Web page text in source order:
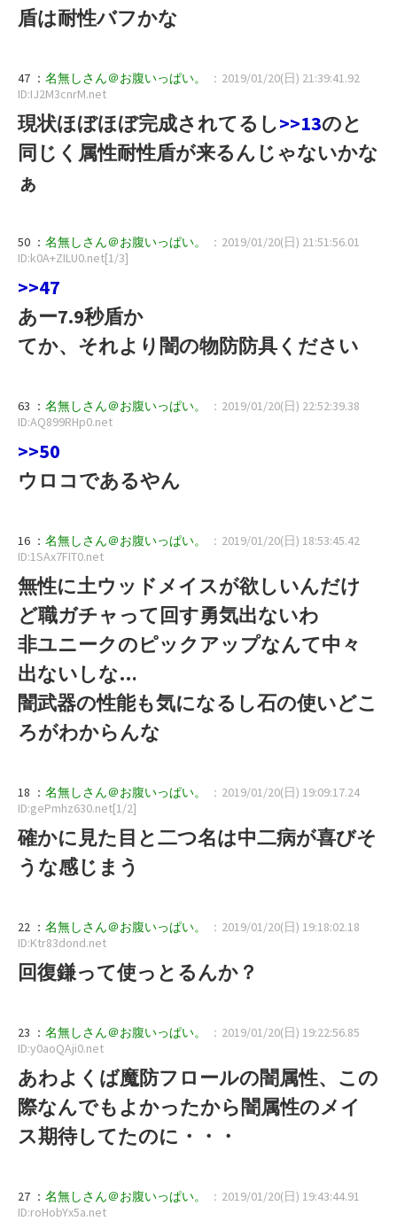
盾は耐性バフかな
47 ： 名無しさん＠お腹いっぱい。
：2019/01/20(日) 21:39:41.92
ID:IJ2M3cnrM.net
現状ほぼほぼ完成されてるし>>13のと
同じく属性耐性盾が来るんじゃないかな
ぁ
50 ： 名無しさん＠お腹いっぱい。
：2019/01/20(日) 21:51:56.01
ID:k0A+ZILU0.net[1/3]
>>47
あー7.9秒盾か
てか、それより闇の物防防具ください
63 ： 名無しさん＠お腹いっぱい。
：2019/01/20(日) 22:52:39.38
ID:AQ899RHp0.net
>>50
ウロコであるやん
16 ： 名無しさん＠お腹いっぱい。
：2019/01/20(日) 18:53:45.42
ID:1SAx7FIT0.net
無性に土ウッドメイスが欲しいんだけ
ど職ガチャって回す勇気出ないわ
非ユニークのピックアップなんて中々
出ないしな…
闇武器の性能も気になるし石の使いどこ
ろがわからんな
18 ： 名無しさん＠お腹いっぱい。
：2019/01/20(日) 19:09:17.24
ID:gePmhz630.net[1/2]
確かに見た目と二つ名は中二病が喜びそ
うな感じまう
22 ： 名無しさん＠お腹いっぱい。
：2019/01/20(日) 19:18:02.18
ID:Ktr83dond.net
回復鎌って使っとるんか？
23 ： 名無しさん＠お腹いっぱい。
：2019/01/20(日) 19:22:56.85
ID:y0aoQAji0.net
あわよくば魔防フロールの闇属性、この
際なんでもよかったから闇属性のメイ
ス期待してたのに・・・
27 ： 名無しさん＠お腹いっぱい。
：2019/01/20(日) 19:43:44.91
ID:roHobYx5a.net